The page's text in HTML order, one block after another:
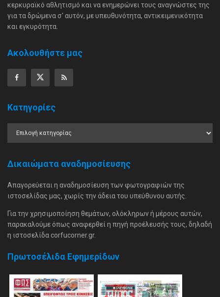
κερκυραϊκό αθλητισμό και να ενημερώνει τους αναγνώστες της
για τα δρώμενα σ' αυτόν, με υπευθυνότητα, αντικειμενικότητα
και εγκυρότητα.
Ακολουθήστε μας
Κατηγορίες
Δικαιώματα αναδημοσίευσης
Απαγορεύεται η αναδημοσίευση των φωτογραφιών της
ιστοσελίδας μας, χωρίς την άδεια του υπεύθυνου αυτής.
Για την χρησιμοποίηση θεμάτων, ολόκληρων ή μέρους αυτών,
παρακαλούμε όπως αναφερθεί η πηγή προέλευσής τους, δηλαδή
η ιστοσελίδα corfucorner.gr.
Πρωτοσέλιδα Εφημερίδων